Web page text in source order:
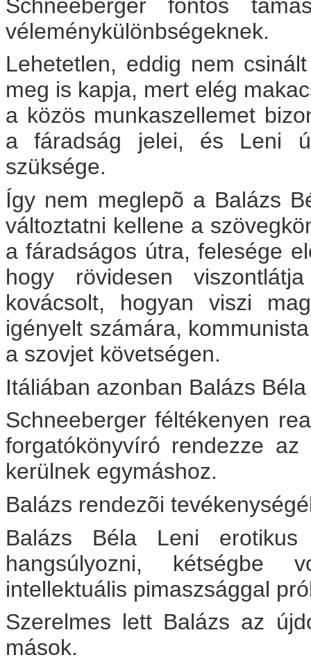
Schneeberger fontos
véleménykülönbségeknek.
Lehetetlen, eddig nem
meg is kapja, mert elég
a közös munkaszellemet
a fáradság jelei, és Leni
szüksége.
Így nem meglepõ a Balázs
változtatni kellene a
a fáradságos útra, felesége
hogy rövidesen
kovácsolt, hogyan viszi
igényelt számára,
a szovjet követségen.
Itáliában azonban Balázs
Schneeberger féltékenyen
forgatókönyvíró rendezze
kerülnek egymáshoz.
Balázs rendezõi
Balázs Béla Leni
hangsúlyozni, kétségbe
intellektuális pimaszsággal
Szerelmes lett Balázs az
mások.